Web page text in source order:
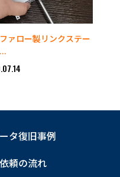
ァロー製リンクステー
タ復旧事例
頼の流れ